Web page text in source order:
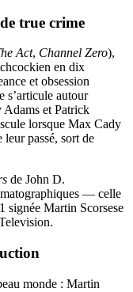
true crime
Act, Channel Zero),
en dix
et obsession
s’articule autour
et Patrick
lorsque Max Cady
passé, sort de
de John D.
— celle
signée Martin Scorsese
monde : Martin